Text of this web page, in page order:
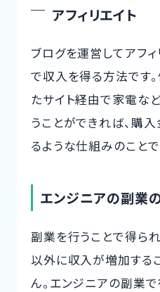
アフィリエイト
ブログを運営してアフ
で収入を得る方法です
たサイト経由で家電な
うことができれば、購
るような仕組みのことで
エンジニアの副業
副業を行うことで得ら
以外に収入が増加する
ん。エンジニアの副業